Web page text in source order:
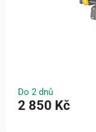
Do 2 dnů
2 850 Kč